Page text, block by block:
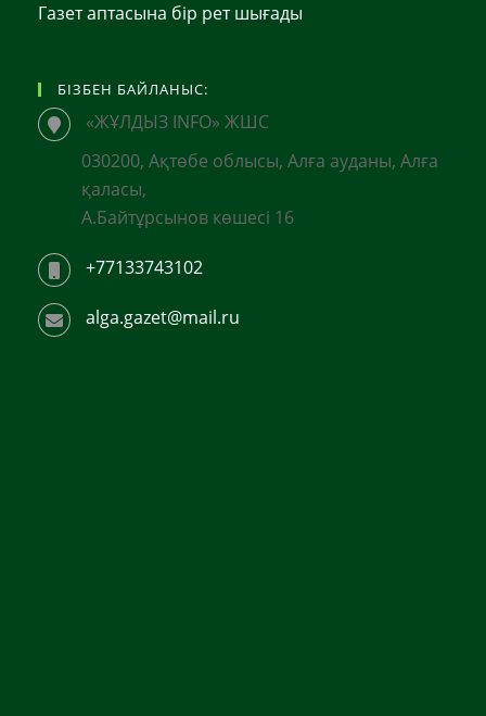
Газет аптасына бір рет шығады
БІЗБЕН БАЙЛАНЫС:
«ЖҰЛДЫЗ INFO» ЖШС
030200, Ақтөбе облысы, Алға ауданы, Алға
қаласы,
А.Байтұрсынов көшесі 16
+77133743102
alga.gazet@mail.ru